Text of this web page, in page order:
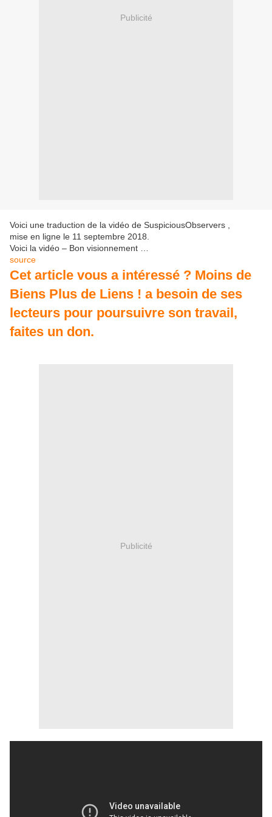
Publicité
Voici une traduction de la vidéo de SuspiciousObservers ,
mise en ligne le 11 septembre 2018.
Voici la vidéo – Bon visionnement …
source
Cet article vous a intéressé ? Moins de
Biens Plus de Liens ! a besoin de ses
lecteurs pour poursuivre son travail,
faites un don.
Publicité